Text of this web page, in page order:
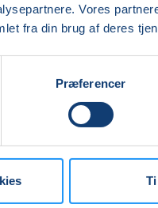
Vores
fra din brug af deres
Præferencer
undervisning